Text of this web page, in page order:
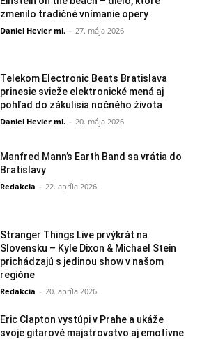
zmenilo tradičné vnímanie opery
Daniel Hevier ml. - 27. mája 2026
Telekom Electronic Beats Bratislava
prinesie svieže elektronické mená aj
pohľad do zákulisia nočného života
Daniel Hevier ml. - 20. mája 2026
Manfred Mann’s Earth Band sa vrátia do
Bratislavy
Redakcia - 22. apríla 2026
Stranger Things Live prvýkrát na
Slovensku – Kyle Dixon & Michael Stein
prichádzajú s jedinou show v našom
regióne
Redakcia - 20. apríla 2026
Eric Clapton vystúpi v Prahe a ukáže
svoje gitarové majstrovstvo aj emotívne